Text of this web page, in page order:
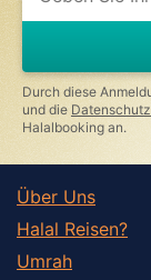
Durch diese
und die
Halalbooking an.
Über Uns
Halal Reisen?
Umrah